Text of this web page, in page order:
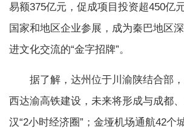
易额375亿元，促成项目投资超450亿
国家和地区企业参展，成为秦巴地区
进文化交流的“金字招牌”。
据了解，达州位于川渝陕结合部，
西达渝高铁建设，未来将形成与成都
汉“2小时经济圈”；金垭机场通航42个